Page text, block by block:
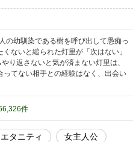
の幼馴染である樹を呼び出して愚痴っ
ないと縋られた灯里が「次はない」
り返さないと気が済まない灯里は、
てない相手との経験はなく、出会い
件
エタニティ 女主人公